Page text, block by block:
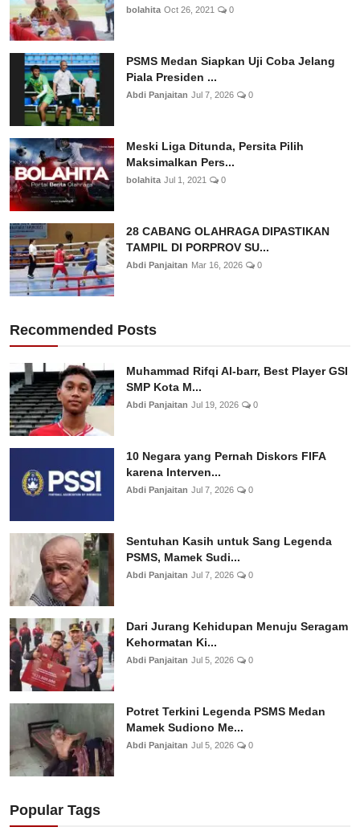
bolahita Oct 26, 2021 0
PSMS Medan Siapkan Uji Coba Jelang
Piala Presiden ...
Abdi Panjaitan Jul 7, 2026 0
Meski Liga Ditunda, Persita Pilih
Maksimalkan Pers...
bolahita Jul 1, 2021 0
28 CABANG OLAHRAGA DIPASTIKAN
TAMPIL DI PORPROV SU...
Abdi Panjaitan Mar 16, 2026 0
Recommended Posts
Muhammad Rifqi Al-barr, Best Player GSI
SMP Kota M...
Abdi Panjaitan Jul 19, 2026 0
10 Negara yang Pernah Diskors FIFA
karena Interven...
Abdi Panjaitan Jul 7, 2026 0
Sentuhan Kasih untuk Sang Legenda
PSMS, Mamek Sudi...
Abdi Panjaitan Jul 7, 2026 0
Dari Jurang Kehidupan Menuju Seragam
Kehormatan Ki...
Abdi Panjaitan Jul 5, 2026 0
Potret Terkini Legenda PSMS Medan
Mamek Sudiono Me...
Abdi Panjaitan Jul 5, 2026 0
Popular Tags